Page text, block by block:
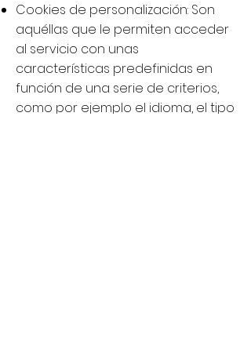
Cookies de personalización: Son
aquéllas que le permiten acceder
al servicio con unas
características predefinidas en
función de una serie de criterios,
como por ejemplo el idioma, el tipo